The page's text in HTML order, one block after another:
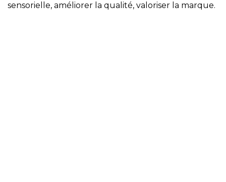
sensorielle, améliorer la qualité, valoriser la marque.